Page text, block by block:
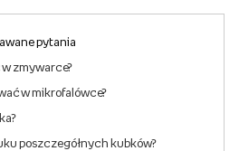
pytania
zmywarce?
w mikrofalówce?
poszczegółnych kubków?